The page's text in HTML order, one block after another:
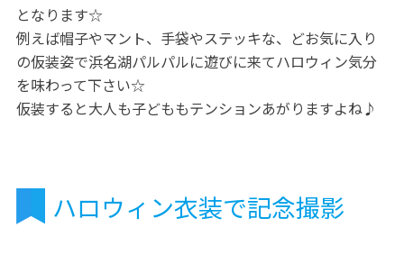
となります☆
例えば帽子やマント、手袋やステッキな、どお気に入り
の仮装姿で浜名湖パルパルに遊びに来てハロウィン気分
を味わって下さい☆
仮装すると大人も子どももテンションあがりますよね♪
ハロウィン衣装で記念撮影